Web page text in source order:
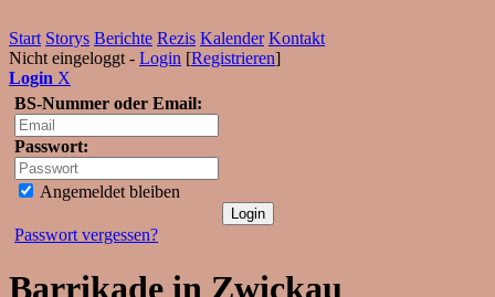
Start Storys Berichte Rezis Kalender Kontakt
Nicht eingeloggt - Login [Registrieren]
Login X
BS-Nummer oder Email:
Passwort:
Angemeldet bleiben
Passwort vergessen?
Barrikade in Zwickau